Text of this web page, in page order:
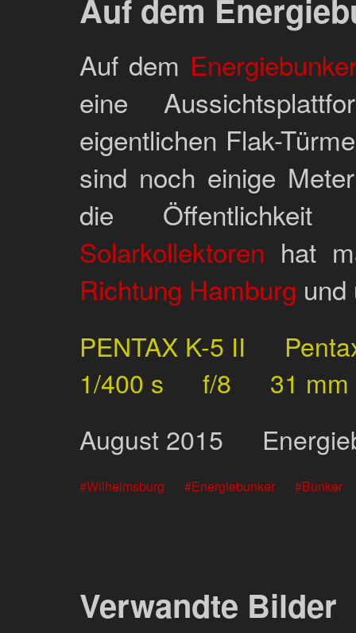
Auf dem
Auf dem
eine
eigentlichen Flak-
sind noch einige
die Öffentlichkeit
Solarkollektoren hat
Richtung Hamburg und
PENTAX K-5 II
1/400 s
f/8
31 mm
August 2015
Wilhelmsburg Energiebunker Bunker
Verwandte Bilder